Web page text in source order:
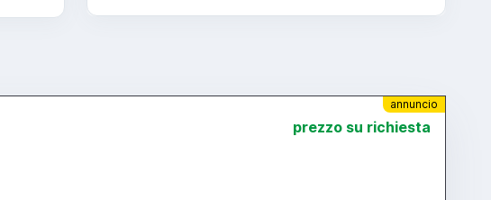
annuncio
prezzo su richiesta